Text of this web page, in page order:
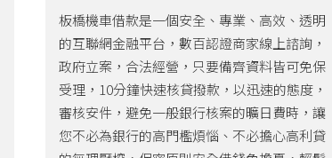
板橋機車借款是一個安全、專業、高效、透明
的互聯網金融平台，數百認證商家線上諮詢，
政府立案，合法經營，只要備齊資料皆可免保
受理，10分鐘快速核貸撥款，以迅速的態度，
審核安件，避免一般銀行核案的曠日費時，讓
您不必為銀行的高門檻煩惱、不必擔心高利貸